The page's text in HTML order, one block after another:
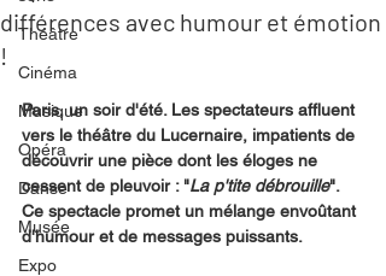
Théâtre
Cinéma
Musique
Opéra
Danse
Musée
Expo
différences avec humour et émotion
!
Paris, un soir d'été. Les spectateurs affluent
vers le théâtre du Lucernaire, impatients de
découvrir une pièce dont les éloges ne
cessent de pleuvoir : "La p'tite débrouille".
Ce spectacle promet un mélange envoûtant
d'humour et de messages puissants.